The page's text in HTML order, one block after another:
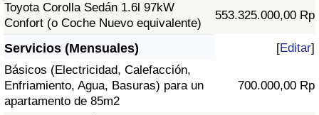
Toyota Corolla Sedán 1.6l 97kW
Confort (o Coche Nuevo equivalente)
553.325.000,00 Rp
Servicios (Mensuales) [Editar]
Básicos (Electricidad, Calefacción,
Enfriamiento, Agua, Basuras) para un
apartamento de 85m2
700.000,00 Rp